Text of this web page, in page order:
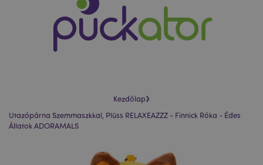
Kezdőlap›
Utazópárna Szemmaszkkal, Plüss RELAXEAZZZ - Finnick Róka - Édes
Állatok ADORAMALS